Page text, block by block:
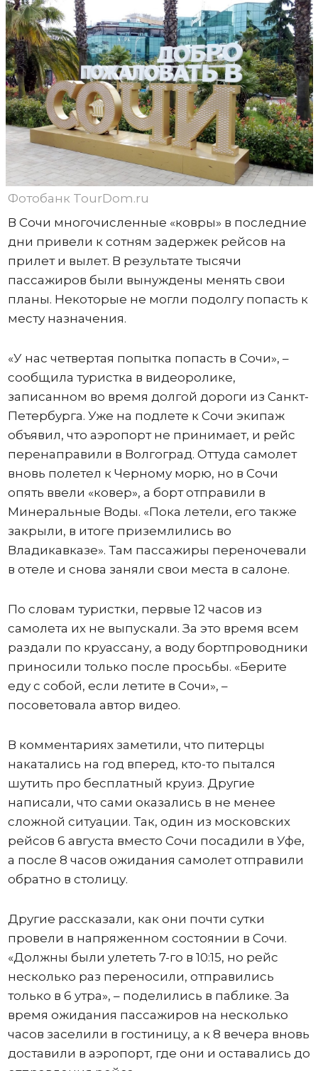
Фотобанк TourDom.ru
В Сочи многочисленные «ковры» в последние
дни привели к сотням задержек рейсов на
прилет и вылет. В результате тысячи
пассажиров были вынуждены менять свои
планы. Некоторые не могли подолгу попасть к
месту назначения.
«У нас четвертая попытка попасть в Сочи», –
сообщила туристка в видеоролике,
записанном во время долгой дороги из Санкт-
Петербурга. Уже на подлете к Сочи экипаж
объявил, что аэропорт не принимает, и рейс
перенаправили в Волгоград. Оттуда самолет
вновь полетел к Черному морю, но в Сочи
опять ввели «ковер», а борт отправили в
Минеральные Воды. «Пока летели, его также
закрыли, в итоге приземлились во
Владикавказе». Там пассажиры переночевали
в отеле и снова заняли свои места в салоне.
По словам туристки, первые 12 часов из
самолета их не выпускали. За это время всем
раздали по круассану, а воду бортпроводники
приносили только после просьбы. «Берите
еду с собой, если летите в Сочи», –
посоветовала автор видео.
В комментариях заметили, что питерцы
накатались на год вперед, кто-то пытался
шутить про бесплатный круиз. Другие
написали, что сами оказались в не менее
сложной ситуации. Так, один из московских
рейсов 6 августа вместо Сочи посадили в Уфе,
а после 8 часов ожидания самолет отправили
обратно в столицу.
Другие рассказали, как они почти сутки
провели в напряженном состоянии в Сочи.
«Должны были улететь 7-го в 10:15, но рейс
несколько раз переносили, отправились
только в 6 утра», – поделились в паблике. За
время ожидания пассажиров на несколько
часов заселили в гостиницу, а к 8 вечера вновь
доставили в аэропорт, где они и оставались до